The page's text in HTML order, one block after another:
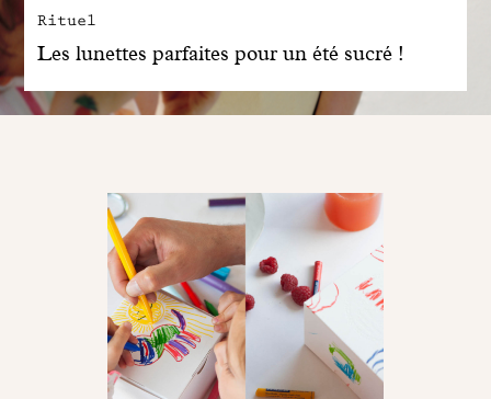
Rituel
Les lunettes parfaites pour un été sucré !